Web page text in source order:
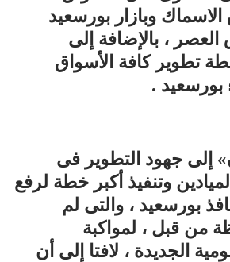
وبازار بورسعيد
العصر ، بالإضافة إلى
تطوير كافة الأسواق
بورسعيد .
إلى جهود التطوير فى
وتنفيذ أكبر خطة لرفع
بورسعيد ، والتى لم
من قبل ، لمواكبة
الجديدة ، لافتا إلى أن